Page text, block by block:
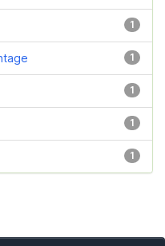
1
1
1
1
1